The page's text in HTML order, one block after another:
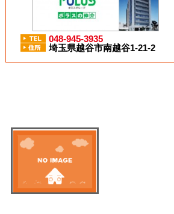
048-945-3935
埼玉県越谷市南越谷1-21-2